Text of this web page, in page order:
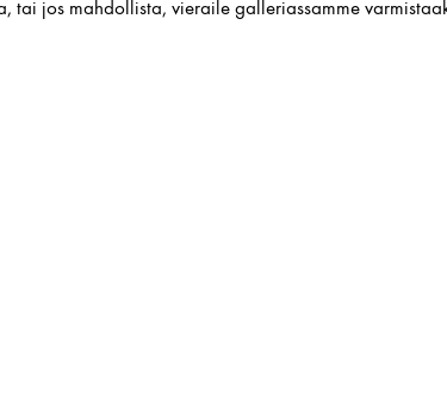
jos mahdollista, vieraile galleriassamme